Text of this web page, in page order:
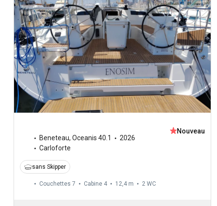
Beneteau, Oceanis 40.1
2026
Carloforte
Nouveau
sans Skipper
Couchettes 7 Cabine 4 12,4 m 2 WC